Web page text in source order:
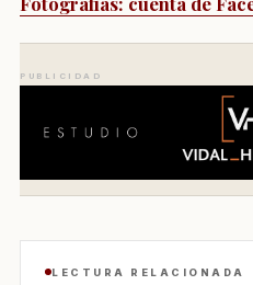
PUBLICIDAD
LECTURA RELACIONADA